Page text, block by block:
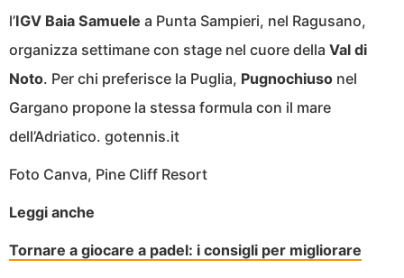
l’IGV Baia Samuele a Punta Sampieri, nel Ragusano,
organizza settimane con stage nel cuore della Val di
Noto. Per chi preferisce la Puglia, Pugnochiuso nel
Gargano propone la stessa formula con il mare
dell’Adriatico. gotennis.it
Foto Canva, Pine Cliff Resort
Leggi anche
Tornare a giocare a padel: i consigli per migliorare